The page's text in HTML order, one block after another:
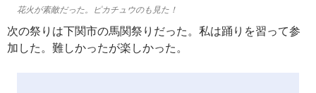
花火が素敵だった。ピカチュウのも見た！
次の祭りは下関市の馬関祭りだった。私は踊りを習って参
加した。難しかったが楽しかった。